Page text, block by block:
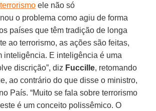
ele não só
o problema como agiu de forma
países que têm tradição de longa
ao terrorismo, as ações são feitas,
inteligência. E inteligência é uma
discrição”, diz Fuccille, retomando
ao contrário do que disse o ministro,
País. “Muito se fala sobre terrorismo
é um conceito polissêmico. O